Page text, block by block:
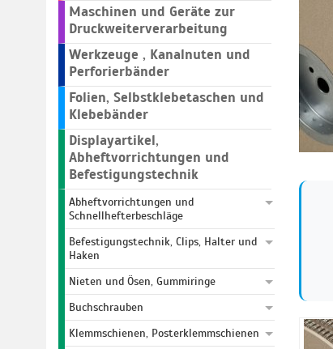
Maschinen und Geräte zur
Druckweiterverarbeitung
Werkzeuge , Kanalnuten und
Perforierbänder
Folien, Selbstklebetaschen und
Klebebänder
Displayartikel,
Abheftvorrichtungen und
Befestigungstechnik
Abheftvorrichtungen und
Schnellhefterbeschläge
Befestigungstechnik, Clips, Halter und
Haken
Nieten und Ösen, Gummiringe
Buchschrauben
Klemmschienen, Posterklemmschienen